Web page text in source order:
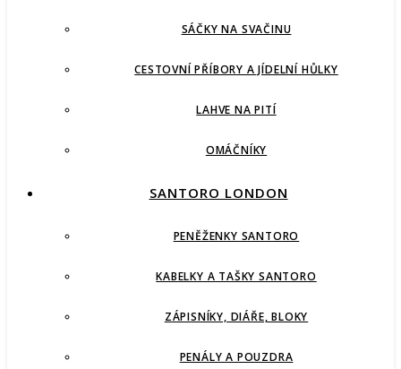
SÁČKY NA SVAČINU
CESTOVNÍ PŘÍBORY A JÍDELNÍ HŮLKY
LAHVE NA PITÍ
OMÁČNÍKY
SANTORO LONDON
PENĚŽENKY SANTORO
KABELKY A TAŠKY SANTORO
ZÁPISNÍKY, DIÁŘE, BLOKY
PENÁLY A POUZDRA